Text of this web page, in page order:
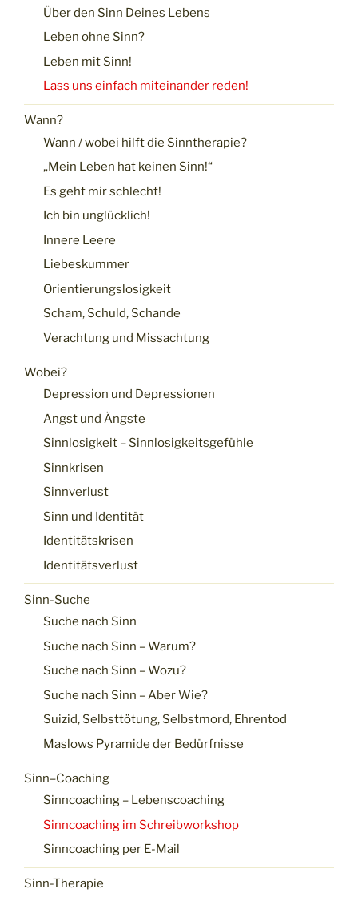
Über den Sinn Deines Lebens
Leben ohne Sinn?
Leben mit Sinn!
Lass uns einfach miteinander reden!
Wann?
Wann / wobei hilft die Sinntherapie?
„Mein Leben hat keinen Sinn!“
Es geht mir schlecht!
Ich bin unglücklich!
Innere Leere
Liebeskummer
Orientierungslosigkeit
Scham, Schuld, Schande
Verachtung und Missachtung
Wobei?
Depression und Depressionen
Angst und Ängste
Sinnlosigkeit – Sinnlosigkeitsgefühle
Sinnkrisen
Sinnverlust
Sinn und Identität
Identitätskrisen
Identitätsverlust
Sinn-Suche
Suche nach Sinn
Suche nach Sinn – Warum?
Suche nach Sinn – Wozu?
Suche nach Sinn – Aber Wie?
Suizid, Selbsttötung, Selbstmord, Ehrentod
Maslows Pyramide der Bedürfnisse
Sinn–Coaching
Sinncoaching – Lebenscoaching
Sinncoaching im Schreibworkshop
Sinncoaching per E-Mail
Sinn-Therapie